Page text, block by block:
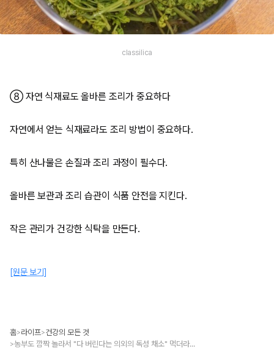
classilica
⑧ 자연 식재료도 올바른 조리가 중요하다
자연에서 얻는 식재료라도 조리 방법이 중요하다.
특히 산나물은 손질과 조리 과정이 필수다.
올바른 보관과 조리 습관이 식품 안전을 지킨다.
작은 관리가 건강한 식탁을 만든다.
[원문 보기]
홈>라이프>건강의 모든 것
> 농부도 깜짝 놀라서 "다 버린다는 의외의 독성 채소" 먹더라도 꼭 조심하세요.